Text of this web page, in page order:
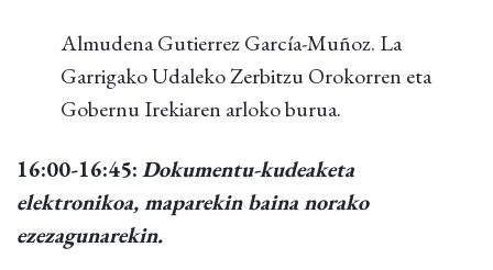
Almudena Gutierrez García-Muñoz. La
Garrigako Udaleko Zerbitzu Orokorren eta
Gobernu Irekiaren arloko burua.
16:00-16:45:Dokumentu-kudeaketa
elektronikoa, maparekin baina norako
ezezagunarekin.